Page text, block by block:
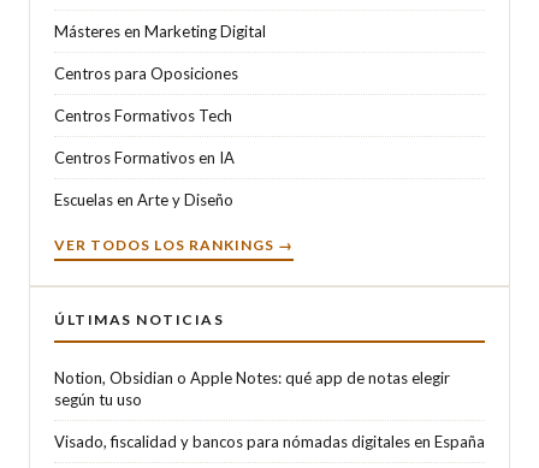
Másteres en Marketing Digital
Centros para Oposiciones
Centros Formativos Tech
Centros Formativos en IA
Escuelas en Arte y Diseño
VER TODOS LOS RANKINGS →
ÚLTIMAS NOTICIAS
Notion, Obsidian o Apple Notes: qué app de notas elegir
según tu uso
Visado, fiscalidad y bancos para nómadas digitales en España